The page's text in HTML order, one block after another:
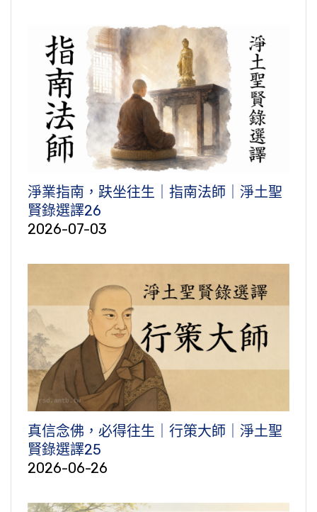
淨業指南，趺坐往生｜指南法師｜淨土聖
賢錄選譯26
2026-07-03
真信念佛，必得往生｜行策大師｜淨土聖
賢錄選譯25
2026-06-26